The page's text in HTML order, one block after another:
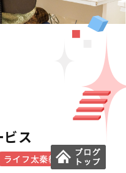
ス
ライフ太秦教室